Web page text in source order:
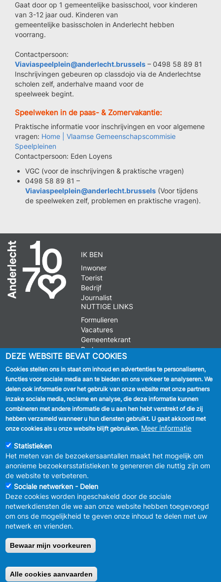
Gaat door op 1 gemeentelijke basisschool, voor kinderen
van 3-12 jaar oud. Kinderen van
gemeentelijke basisscholen in Anderlecht hebben
voorrang.
Contactpersoon:
Viaviaspeelplein@anderlecht.brussels – 0498 58 89 81
Inschrijvingen gebeuren op classdojo via de Anderlechtse
scholen zelf, anderhalve maand voor de
speelweek begint.
Speelweken in de paas- & Zomervakantie:
Praktische informatie voor inschrijvingen en voor algemene
vragen: Home | Vlaamse Gemeenschapscommisie
Speelpleinen
Contactpersoon: Eden Loyens
VGC (voor de inschrijvingen & praktische vragen)
0498 58 89 81 –
Viaviaspeelplein@anderlecht.brussels (Voor tijdens
de speelweken zelf, problemen en praktische vragen).
IK BEN
Inwoner
Toerist
Bedrijf
Journalist
NUTTIGE LINKS
Formulieren
Vacatures
Gemeentekrant
Parkeren
VOLG ONS
Facebook
Linkedin
Instagram
MENU
FOOTER
LEGAL
Vertrouwelijkheid
Verbeteringsplan
van de sociale netwerken
1070-Brussel -
DEZE WEBSITE BEVAT COOKIES
Cookies stellen ons in staat om inhoud en advertenties te personaliseren,
functies voor sociale media aan te bieden en ons verkeer te analyseren. We
delen ook informatie over het gebruik van onze website met onze partners
inzake sociale media, reclame en analyse, die deze informatie kunnen
combineren met andere informatie die u aan hen hebt verstrekt of die zij
hebben verzameld wanneer u hun diensten gebruikt. U gaat akkoord met
onze cookies als u onze website blijft gebruiken. Meer informatie
Statistieken
Het meten van de bezoekersaantallen maakt het mogelijk om
anonieme bezoekersstatistieken te genereren die nuttig zijn om
de website te verbeteren.
Sociale netwerken - Delen
Deze cookies worden ingeschakeld door de sociale
netwerkdiensten die we aan onze website hebben toegevoegd
om ons de mogelijkheid te geven onze inhoud te delen met uw
netwerk en vrienden.
Bewaar mijn voorkeuren
Alle cookies aanvaarden